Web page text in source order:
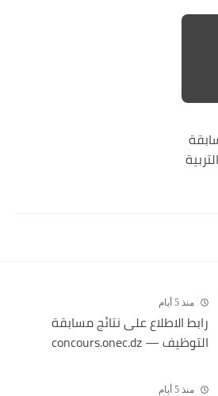
منذ 5 أيام
رابط الاطلاع على نتائج مسابقة
التوظيف — concours.onec.dz
منذ 5 أيام